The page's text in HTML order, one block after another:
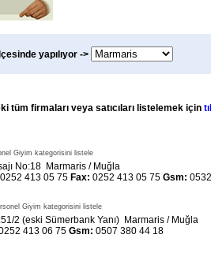
yapılıyor ->
tüm firmaları veya satıcıları listelemek için
Giyim kategorisini listele
No:18 Marmaris / Muğla
0252 413 05 75 Fax: 0252 413 05 75 Gsm:
Giyim kategorisini listele
2 (eski Sümerbank Yanı) Marmaris / Muğla
413 06 75 Gsm: 0507 380 44 18